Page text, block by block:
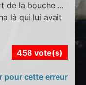
de la bouche ...
là qui lui avait
458 vote(s)
pour cette erreur